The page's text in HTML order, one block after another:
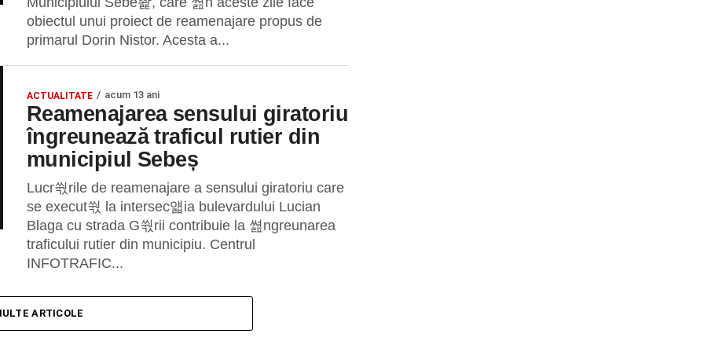
obiectul unui proiect de reamenajare propus de
primarul Dorin Nistor. Acesta a...
ACTUALITATE acum 13 ani
Reamenajarea sensului giratoriu
îngreunează traficul rutier din
municipiul Sebeș
Lucr쒃rile de reamenajare a sensului giratoriu care
se execut쒃 la intersec얣ia bulevardului Lucian
Blaga cu strada G쒃rii contribuie la 쎮ngreunarea
traficului rutier din municipiu. Centrul
INFOTRAFIC...
ARTICOLE